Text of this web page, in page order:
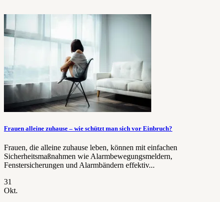
Frauen alleine zuhause – wie schützt man sich vor Einbruch?
Frauen, die alleine zuhause leben, können mit einfachen
Sicherheitsmaßnahmen wie Alarmbewegungsmeldern,
Fenstersicherungen und Alarmbändern effektiv...
31
Okt.